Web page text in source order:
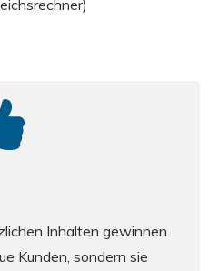
Inhalten gewinnen
Kunden, sondern sie